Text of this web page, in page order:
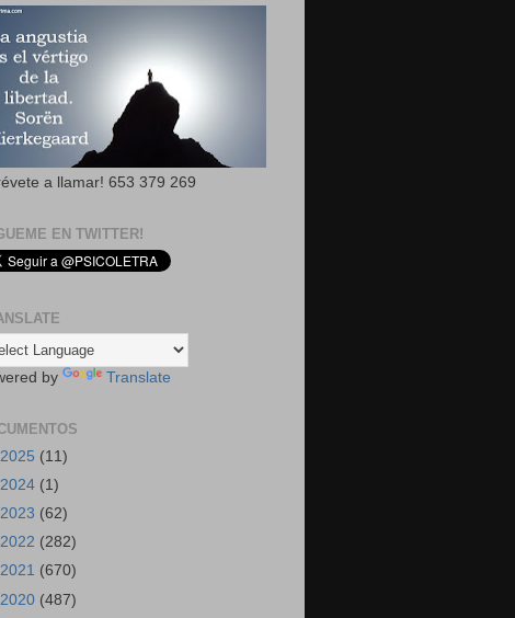
a llamar! 653 379 269
EN TWITTER!
by Translate
2025 (11)
2024 (1)
2023 (62)
2022 (282)
2021 (670)
2020 (487)